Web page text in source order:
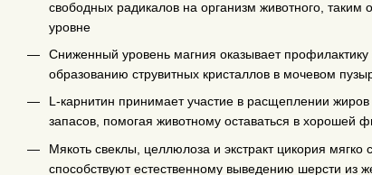
свободных радикалов на организм животного,
уровне
Сниженный уровень магния оказывает
образованию струвитных кристаллов в мочевом
L-карнитин принимает участие в расщеплении
запасов, помогая животному оставаться в хорошей
Мякоть свеклы, целлюлоза и экстракт цикория
способствуют естественному выведению шерсти из